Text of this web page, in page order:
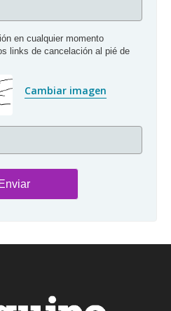
en cualquier momento
links de cancelación al pié de
Cambiar imagen